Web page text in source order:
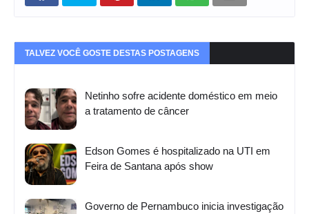
TALVEZ VOCÊ GOSTE DESTAS POSTAGENS
Netinho sofre acidente doméstico em meio
a tratamento de câncer
Edson Gomes é hospitalizado na UTI em
Feira de Santana após show
Governo de Pernambuco inicia investigação